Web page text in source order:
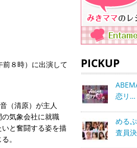
８時）に出演して
（清原）が主人
気象会社に就職
と奮闘する姿を描
。
PICKUP
恋リ…
める
査員